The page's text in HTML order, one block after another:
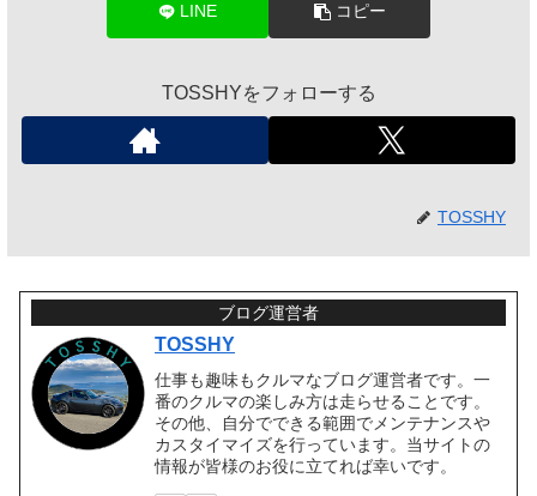
LINE コピー
TOSSHYをフォローする
TOSSHY
ブログ運営者
TOSSHY
仕事も趣味もクルマなブログ運営者です。一
番のクルマの楽しみ方は走らせることです。
その他、自分でできる範囲でメンテナンスや
カスタイマイズを行っています。当サイトの
情報が皆様のお役に立てれば幸いです。